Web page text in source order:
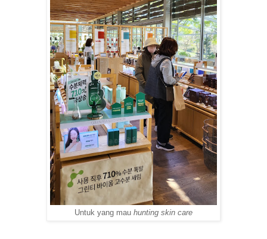
Untuk yang mau hunting skin care